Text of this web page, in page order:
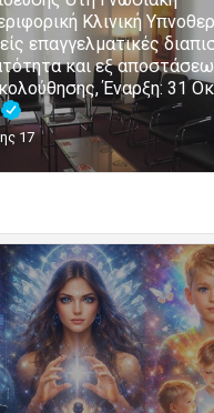
Κλινική
επαγγελματικές
και εξ
Έναρξη: 31
17